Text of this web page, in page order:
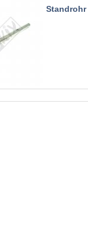
Standrohr